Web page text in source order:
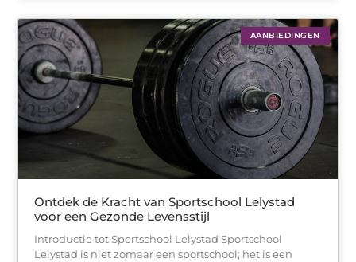
AANBIEDINGEN
Ontdek de Kracht van Sportschool Lelystad
voor een Gezonde Levensstijl
Introductie tot Sportschool Lelystad Sportschool
Lelystad is niet zomaar een sportschool; het is een